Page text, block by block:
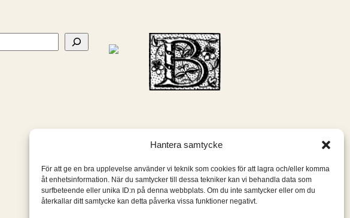
Hantera samtycke
För att ge en bra upplevelse använder vi teknik som cookies för att lagra och/eller komma
åt enhetsinformation. När du samtycker till dessa tekniker kan vi behandla data som
surfbeteende eller unika ID:n på denna webbplats. Om du inte samtycker eller om du
återkallar ditt samtycke kan detta påverka vissa funktioner negativt.